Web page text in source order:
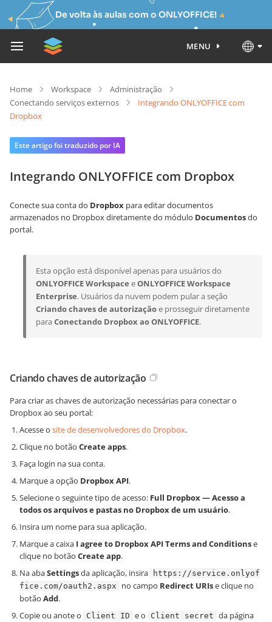
De volta às aulas com o ONLYOFFICE!
MENU
Home Workspace
Administração
Conectando serviços externos
Integrando ONLYOFFICE com
Dropbox
Este artigo foi traduzido por IA
Integrando ONLYOFFICE com Dropbox
Conecte sua conta do Dropbox para editar documentos
armazenados no Dropbox diretamente do módulo Documentosdo
portal.
Esta opção está disponível apenas para usuários do
ONLYOFFICE Workspace eONLYOFFICE Workspace
Enterprise. Usuários da nuvem podem pular a seção
Criando chaves de autorizaçãoe prosseguir diretamente
para Conectando Dropbox ao ONLYOFFICE.
Criando chaves de autorização
Para criar as chaves de autorização necessárias para conectar o
Dropbox ao seu portal:
Acesse o site de desenvolvedores do Dropbox.
Clique no botão Create apps.
Faça login na sua conta.
Marque a opção Dropbox API.
Selecione o seguinte tipo de acesso: Full Dropbox — Acesso a
todos os arquivos e pastas no Dropbox de um usuário.
Insira um nome para sua aplicação.
Marque a caixa I agree to Dropbox API Terms and Conditionse
clique no botão Create app.
Na abaSettingsda aplicação, insira
https://service.onlyof
fice.com/oauth2.aspx
no campo Redirect URIse clique no
botão Add.
Copie ou anote o
Client ID e o Client secret da página